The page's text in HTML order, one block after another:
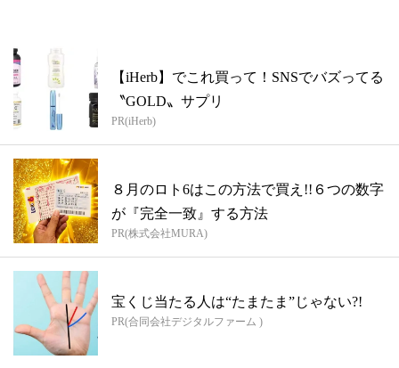
【iHerb】でこれ買って！SNSでバズってる
〝GOLD〟サプリ
PR(iHerb)
８月のロト6はこの方法で買え!!６つの数字
が『完全一致』する方法
PR(株式会社MURA)
宝くじ当たる人は“たまたま”じゃない?!
PR(合同会社デジタルファーム )